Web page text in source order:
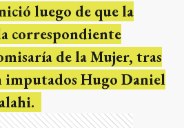
luego de que la
correspondiente
de la Mujer, tras
imputados Hugo Daniel